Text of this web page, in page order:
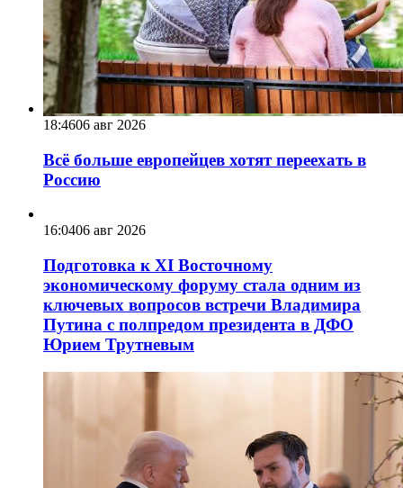
18:4606 авг 2026
Всё больше европейцев хотят переехать в
Россию
16:0406 авг 2026
Подготовка к XI Восточному
экономическому форуму стала одним из
ключевых вопросов встречи Владимира
Путина с полпредом президента в ДФО
Юрием Трутневым